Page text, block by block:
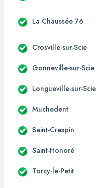
La Chaussée 76
Crosville-sur-Scie
Gonneville-sur-Scie
Longueville-sur-Scie
Muchedent
Saint-Crespin
Saint-Honoré
Torcy-le-Petit